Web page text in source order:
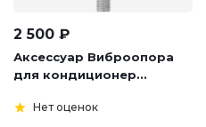
2 500 ₽
Аксессуар Виброопора
для кондиционер...
Нет оценок